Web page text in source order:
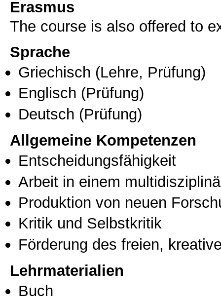
Erasmus
The course is also offered to
Sprache
Griechisch (Lehre, Prüfung)
Englisch (Prüfung)
Deutsch (Prüfung)
Allgemeine Kompetenzen
Entscheidungsfähigkeit
Arbeit in einem
Produktion von neuen
Kritik und Selbstkritik
Förderung des freien,
Lehrmaterialien
Buch